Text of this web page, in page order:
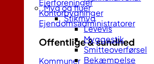
Ejerforeninger
Kontorbygninger
Ejendomsadministratorer
Offentlige & sundhed
Kommuner
Myg og fluer
Stikmyg
Levevis
Myggestik
Smitteoverførsel
Bekæmpelse